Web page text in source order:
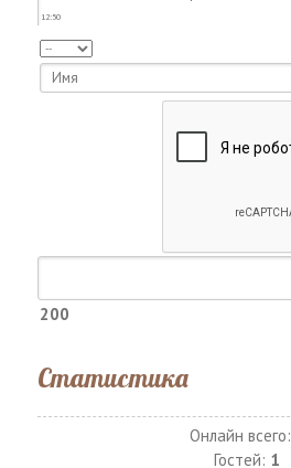
200
Статистика
Онлайн всего:
Гостей: 1